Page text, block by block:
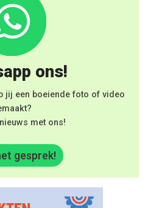
ons!
jij een boeiende foto of video
met ons!
gesprek!